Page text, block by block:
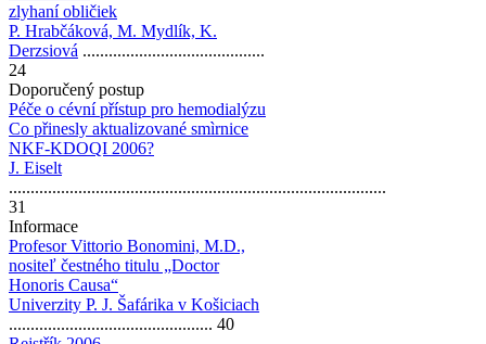
zlyhaní obličiek
P. Hrabčáková, M. Mydlík, K.
Derzsiová ..........................................
24
Doporučený postup
Péče o cévní přístup pro hemodialýzu
Co přinesly aktualizované smìrnice
NKF-KDOQI 2006?
J. Eiselt
.......................................................................................
31
Informace
Profesor Vittorio Bonomini, M.D.,
nositeľ čestného titulu „Doctor
Honoris Causa“
Univerzity P. J. Šafárika v Košiciach
............................................... 40